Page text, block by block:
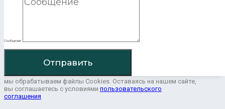
Сообщение
Отправить
мы обрабатываем файлы Cookies. Оставаясь на нашем сайте,
вы соглашаетесь с условиями пользовательского
соглашения